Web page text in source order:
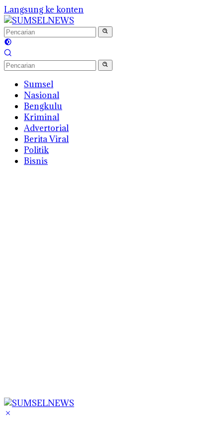
Langsung ke konten
Sumsel
Nasional
Bengkulu
Kriminal
Advertorial
Berita Viral
Politik
Bisnis